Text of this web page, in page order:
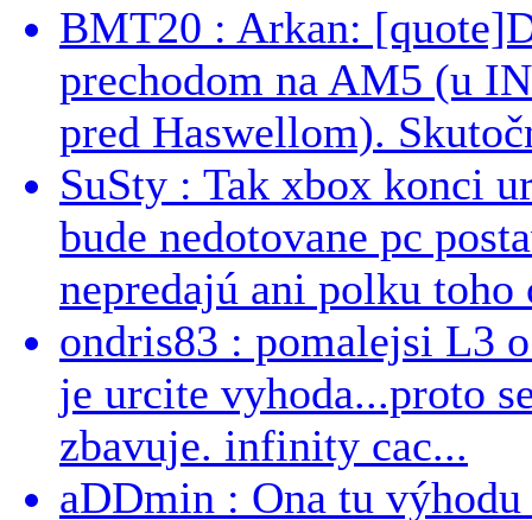
BMT20 : Arkan:
prechodom na AM5 (u
pred Haswellom).
SuSty : Tak xbox konci
bude nedotovane pc
nepredajú ani polku toho
ondris83 : pomalejsi L3
je urcite vyhoda...proto
zbavuje. infinity cac...
aDDmin : Ona tu